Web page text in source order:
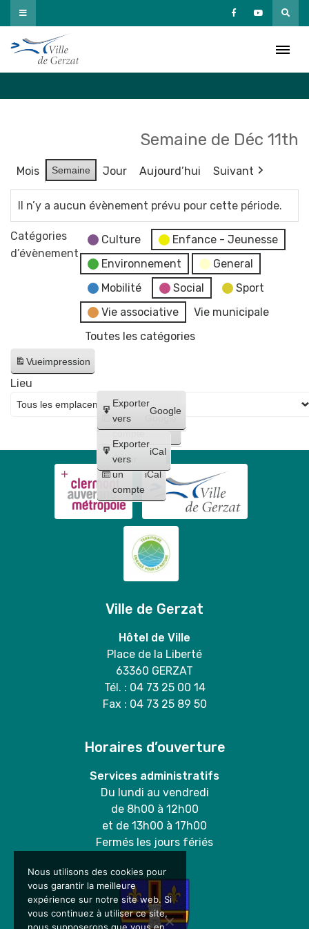
Passer
au
contenu
Semaine de Déc 11th
Mois Semaine Jour Aujourd’hui Suivant
Il n’y a aucun évènement prévu pour cette période.
Catégories
d’évènement
Culture
Enfance - Jeunesse
Environnement
General
Mobilité
Social
Sport
Vie associative
Vie municipale
Toutes les catégories
Vueimpression
Créer
un
compte
Google
Créer
un
compte
iCal
Exporter
vers
Google
Exporter
vers
iCal
Lieu
Ville de Gerzat
Hôtel de Ville
Place de la Liberté
63360 GERZAT
Tél. : 04 73 25 00 14
Fax : 04 73 25 89 50
Horaires d’ouverture
Services administratifs
Du lundi au vendredi
de 8h00 à 12h00
et de 13h00 à 17h00
Fermés les jours fériés
Nous utilisons des cookies pour
vous garantir la meilleure
expérience sur notre site web. Si
vous continuez à utiliser ce site,